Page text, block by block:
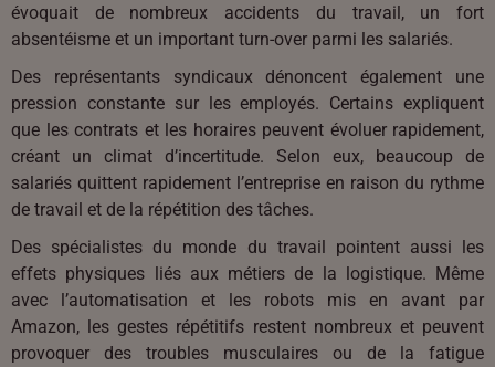
évoquait de nombreux accidents du travail, un fort
absentéisme et un important turn-over parmi les salariés.
Des représentants syndicaux dénoncent également une
pression constante sur les employés. Certains expliquent
que les contrats et les horaires peuvent évoluer rapidement,
créant un climat d’incertitude. Selon eux, beaucoup de
salariés quittent rapidement l’entreprise en raison du rythme
de travail et de la répétition des tâches.
Des spécialistes du monde du travail pointent aussi les
effets physiques liés aux métiers de la logistique. Même
avec l’automatisation et les robots mis en avant par
Amazon, les gestes répétitifs restent nombreux et peuvent
provoquer des troubles musculaires ou de la fatigue